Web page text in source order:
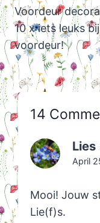
navigation
Voordeur
10 x iets leuks
voordeur!
14
Lies
April
Mooi! Jouw
Lie(f)s.